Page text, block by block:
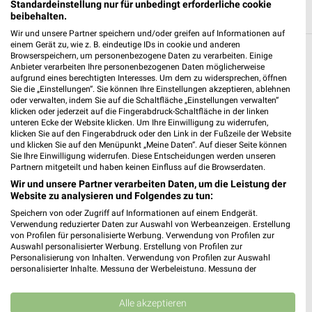
Weitere EDEKA Geschäfte mit Angeboten in
und um Kenn
5 Geschäfte und Orte
EDEKA Angebote in Schweich
Schweich, Deutschland
552,44 km
EDEKA Angebote in Trier
Trier, Deutschland
560,37 km
Standardeinstellung nur für unbedingt erforderliche cookie
beibehalten.
Wir und unsere Partner speichern und/oder greifen auf Informationen auf
einem Gerät zu, wie z. B. eindeutige IDs in cookie und anderen
Browserspeichern, um personenbezogene Daten zu verarbeiten. Einige
Anbieter verarbeiten Ihre personenbezogenen Daten möglicherweise
aufgrund eines berechtigten Interesses. Um dem zu widersprechen, öffnen
Sie die „Einstellungen“. Sie können Ihre Einstellungen akzeptieren, ablehnen
oder verwalten, indem Sie auf die Schaltfläche „Einstellungen verwalten“
klicken oder jederzeit auf die Fingerabdruck-Schaltfläche in der linken
unteren Ecke der Website klicken. Um Ihre Einwilligung zu widerrufen,
klicken Sie auf den Fingerabdruck oder den Link in der Fußzeile der Website
und klicken Sie auf den Menüpunkt „Meine Daten“. Auf dieser Seite können
Sie Ihre Einwilligung widerrufen. Diese Entscheidungen werden unseren
Partnern mitgeteilt und haben keinen Einfluss auf die Browserdaten.
Wir und unsere Partner verarbeiten Daten, um die Leistung der
Website zu analysieren und Folgendes zu tun:
Speichern von oder Zugriff auf Informationen auf einem Endgerät.
Verwendung reduzierter Daten zur Auswahl von Werbeanzeigen. Erstellung
von Profilen für personalisierte Werbung. Verwendung von Profilen zur
Auswahl personalisierter Werbung. Erstellung von Profilen zur
Personalisierung von Inhalten. Verwendung von Profilen zur Auswahl
personalisierter Inhalte. Messung der Werbeleistung. Messung der
Kombinationen von Daten aus verschiedenen Quellen. Entwicklung und
Verbesserung der Angebote. Verwendung reduzierter Daten zur Auswahl
Alle akzeptieren